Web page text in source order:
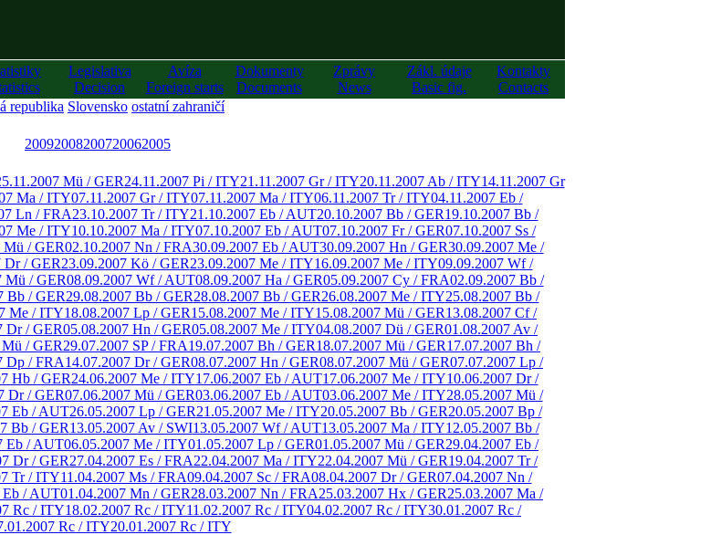
Legislativa
Decision
Avíza
Foreign starts
Dokumenty
Documents
Zprávy
News
Zákl. údaje
Basic fig.
Kontakty
Contacts
republika Slovensko ostatní zahraničí
20092008200720062005
Mü / GER24.11.2007 Pi / ITY21.11.2007 Gr / ITY20.11.2007 Ab / ITY14.11.2007 Gr
Ma / ITY07.11.2007 Gr / ITY07.11.2007 Ma / ITY06.11.2007 Tr / ITY04.11.2007 Eb /
Ln / FRA23.10.2007 Tr / ITY21.10.2007 Eb / AUT20.10.2007 Bb / GER19.10.2007 Bb /
Me / ITY10.10.2007 Ma / ITY07.10.2007 Eb / AUT07.10.2007 Fr / GER07.10.2007 Ss /
Mü / GER02.10.2007 Nn / FRA30.09.2007 Eb / AUT30.09.2007 Hn / GER30.09.2007 Me /
Dr / GER23.09.2007 Kö / GER23.09.2007 Me / ITY16.09.2007 Me / ITY09.09.2007 Wf /
Mü / GER08.09.2007 Wf / AUT08.09.2007 Ha / GER05.09.2007 Cy / FRA02.09.2007 Bb /
Bb / GER29.08.2007 Bb / GER28.08.2007 Bb / GER26.08.2007 Me / ITY25.08.2007 Bb /
Me / ITY18.08.2007 Lp / GER15.08.2007 Me / ITY15.08.2007 Mü / GER13.08.2007 Cf /
Dr / GER05.08.2007 Hn / GER05.08.2007 Me / ITY04.08.2007 Dü / GER01.08.2007 Av /
/ GER29.07.2007 SP / FRA19.07.2007 Bh / GER18.07.2007 Mü / GER17.07.2007 Bh /
Dp / FRA14.07.2007 Dr / GER08.07.2007 Hn / GER08.07.2007 Mü / GER07.07.2007 Lp /
Hb / GER24.06.2007 Me / ITY17.06.2007 Eb / AUT17.06.2007 Me / ITY10.06.2007 Dr /
Dr / GER07.06.2007 Mü / GER03.06.2007 Eb / AUT03.06.2007 Me / ITY28.05.2007 Mü /
Eb / AUT26.05.2007 Lp / GER21.05.2007 Me / ITY20.05.2007 Bb / GER20.05.2007 Bp /
Bb / GER13.05.2007 Av / SWI13.05.2007 Wf / AUT13.05.2007 Ma / ITY12.05.2007 Bb /
Eb / AUT06.05.2007 Me / ITY01.05.2007 Lp / GER01.05.2007 Mü / GER29.04.2007 Eb /
Dr / GER27.04.2007 Es / FRA22.04.2007 Ma / ITY22.04.2007 Mü / GER19.04.2007 Tr /
Tr / ITY11.04.2007 Ms / FRA09.04.2007 Sc / FRA08.04.2007 Dr / GER07.04.2007 Nn /
Eb / AUT01.04.2007 Mn / GER28.03.2007 Nn / FRA25.03.2007 Hx / GER25.03.2007 Ma /
Rc / ITY18.02.2007 Rc / ITY11.02.2007 Rc / ITY04.02.2007 Rc / ITY30.01.2007 Rc /
Rc / ITY20.01.2007 Rc / ITY